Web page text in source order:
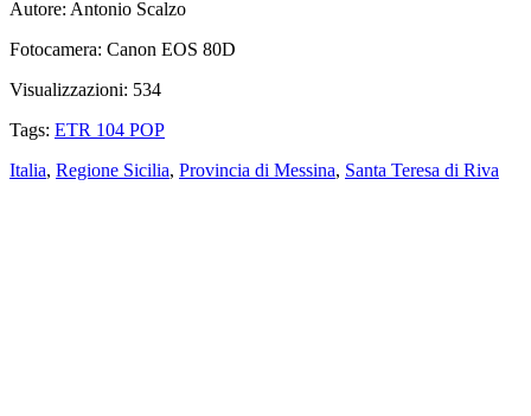
Autore: Antonio Scalzo
Fotocamera: Canon EOS 80D
Visualizzazioni: 534
Tags: ETR 104 POP
Italia, Regione Sicilia, Provincia di Messina, Santa Teresa di Riva